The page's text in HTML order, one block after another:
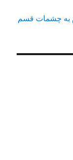
به چشمات قسم